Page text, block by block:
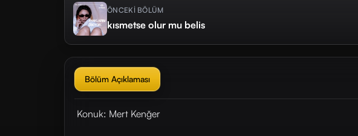
ÖNCEKİ BÖLÜM
kısmetse olur mu belis
Bölüm Açıklaması
Konuk: Mert Kenğer